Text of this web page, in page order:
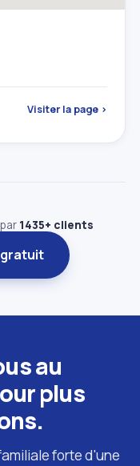
Visiter la page ›
1435+ clients
gratuit
au
plus
forte d'une